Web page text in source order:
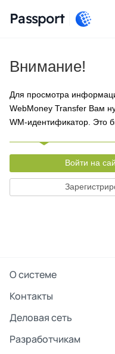
Passport
Внимание!
Для просмотра
WebMoney Transfer Вам
WM-идентификатор. Это
Войти на
О системе
Контакты
Деловая сеть
Разработчикам